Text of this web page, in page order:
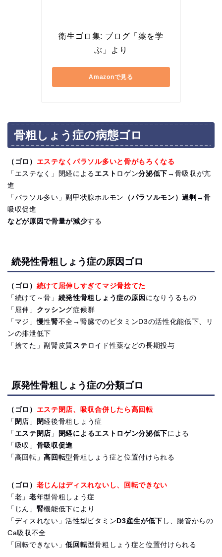
衛生ゴロ集: ブログ「薬を学
ぶ」より
Amazonで見る
骨粗しょう症の病態ゴロ
（ゴロ） エステなくパラソル多いと骨がもろくなる
「エステなく」閉経による エスト ロゲン分泌低下 →骨吸収が亢
進
「パラソル多い」副甲状腺ホルモン
（パラソルモン）過剰 →骨
吸収促進
などが原因で骨量が減少する
続発性骨粗しょう症の原因ゴロ
（ゴロ） 続けて屈伸しすぎてマジ骨捨てた
「続けて～骨」 続発性骨粗しょう症の原因 になりうるもの
「屈伸」 クッシング症候群
「マジ」慢性腎不全→腎臓でのビタミンD3の活性化能低下、リ
ンの排泄低下
「捨てた」副腎皮質 ステ ロイド性薬などの長期投与
原発性骨粗しょう症の分類ゴロ
（ゴロ） エステ閉店、吸収合併したら高回転
「 閉 店」 閉経後骨粗しょう症
「 エステ閉店 」 閉経によるエストロゲン分泌低下による
「吸収」 骨吸収促進
「高回転」高回転型骨粗しょう症と位置付けられる
（ゴロ） 老じんはディスれないし、回転できない
「老」老年型骨粗しょう症
「じん」 腎機能低下により
「ディスれない」活性型ビタミン D3産生が低下 し、腸管からの
Ca吸収不全
「回転できない」低回転型骨粗しょう症と位置付けられる